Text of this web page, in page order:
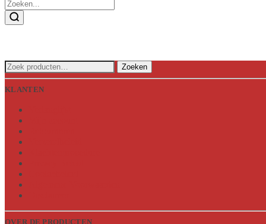
Zoeken
naar:
Zoeken
KLANTEN
OVER DE PRODUCTEN